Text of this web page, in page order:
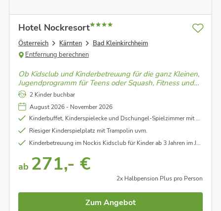
Hotel Nockresort
Österreich Kärnten
Bad Kleinkirchheim
Entfernung berechnen
Ob Kidsclub und Kinderbetreuung für die ganz Kleinen,
Jugendprogramm für Teens oder Squash, Fitness und
Bouldern – im NockResort kommt bei der ganzen
Familie keine Langeweile auf.
2 Kinder buchbar
August 2026 - November 2026
Kinderbuffet, Kinderspielecke und Dschungel-Spielzimmer mit Baumhaus, Tigerhöhle uvm.
Riesiger Kinderspielplatz mit Trampolin uvm.
Kinderbetreuung im Nockis Kidsclub für Kinder ab 3 Jahren im Juli und August
ab 271,- €
2x Halbpension Plus pro Person
Zum Angebot